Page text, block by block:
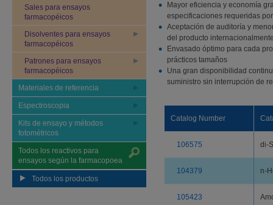
Sales para ensayos
farmacopéicos
Disolventes para ensayos
farmacopéicos
Patrones para ensayos
farmacopéicos
Materiales de referencia
Espectroscopia
Kits de ensayo y métodos
fotométricos
Todos los reactivos para
ensayos según la farmacopoea
Todos los productos
Mayor eficiencia y economía
especificaciones requeridas
Aceptación de auditoría y
del producto
Envasado óptimo para cada
prácticos tamaños
Una gran disponibilidad
suministro sin interrupción de
Catalog Number
106575 di-
104379 n-
105423